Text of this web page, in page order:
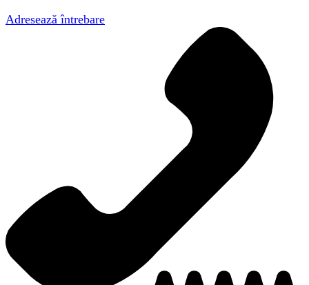
Adresează întrebare